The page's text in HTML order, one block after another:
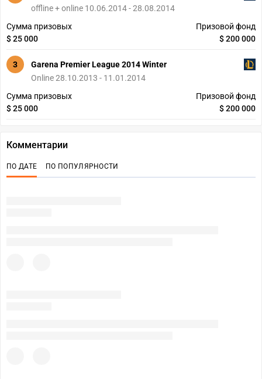
offline + online 10.06.2014 - 28.08.2014
Сумма призовых
$ 25 000
Призовой фонд
$ 200 000
3
Garena Premier League 2014 Winter
Online 28.10.2013 - 11.01.2014
Сумма призовых
$ 25 000
Призовой фонд
$ 200 000
Комментарии
ПО ДАТЕ ПО ПОПУЛЯРНОСТИ